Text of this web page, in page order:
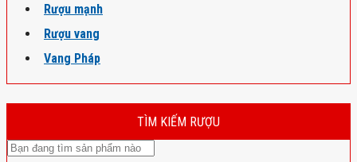
Rượu mạnh
Rượu vang
Vang Pháp
TÌM KIẾM RƯỢU